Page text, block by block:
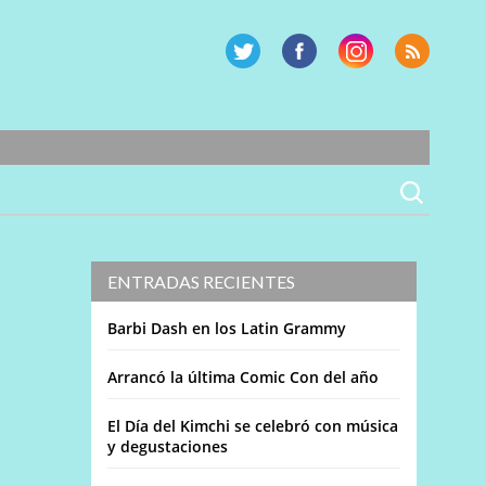
ENTRADAS RECIENTES
Barbi Dash en los Latin Grammy
Arrancó la última Comic Con del año
El Día del Kimchi se celebró con música
y degustaciones